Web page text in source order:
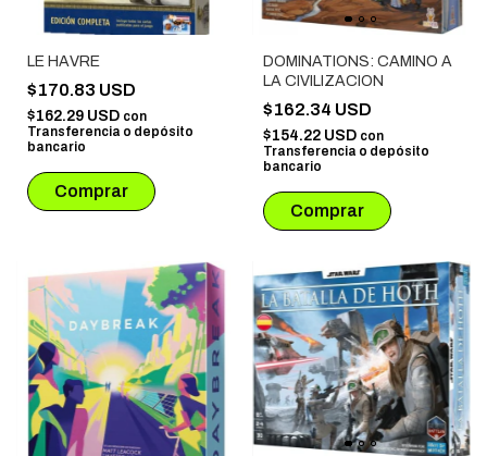
LE HAVRE
$170.83 USD
$162.29 USD con
Transferencia o depósito
bancario
DOMINATIONS: CAMINO A
LA CIVILIZACION
$162.34 USD
$154.22 USD con
Transferencia o depósito
bancario